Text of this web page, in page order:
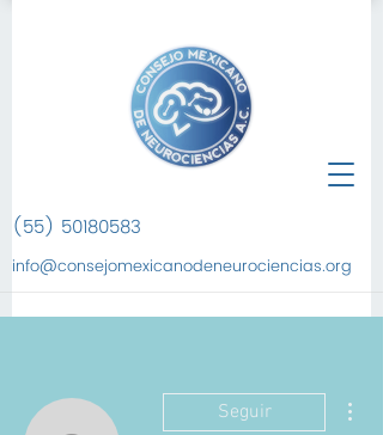
info@consejomexicanodeneurociencias.org
(55) 50180583
Seguir